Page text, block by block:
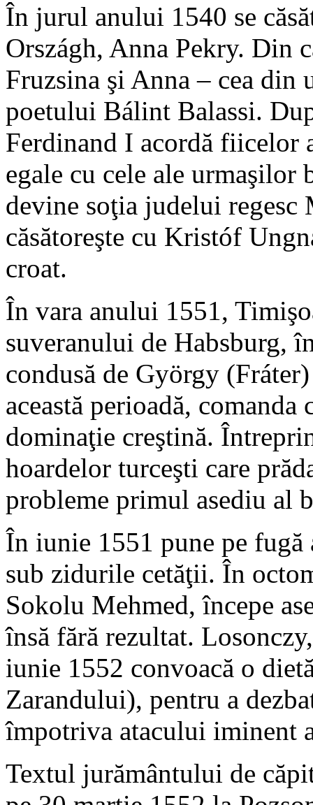
În jurul anului 1540 se
Országh, Anna Pekry. Din
Fruzsina şi Anna – cea din
poetului Bálint Balassi.
Ferdinand I acordă fiicelor
egale cu cele ale urmaşilor
devine soţia judelui
căsătoreşte cu Kristóf
croat.
În vara anului 1551,
suveranului de Habsburg,
condusă de György
această perioadă,
dominaţie creştină.
hoardelor turceşti care
probleme primul asediu al
În iunie 1551 pune pe fugă
sub zidurile cetăţii. În
Sokolu Mehmed, începe
însă fără rezultat.
iunie 1552 convoacă o
Zarandului), pentru a
împotriva atacului iminent
Textul jurământului de